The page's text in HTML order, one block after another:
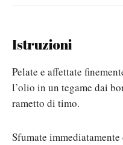
Istruzioni
Pelate e affettate
l’olio in un tegame dai
rametto di timo.
Sfumate